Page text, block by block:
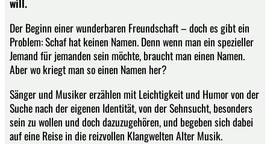
Der Beginn einer wunderbaren Freundschaft – doch es gibt ein
Problem: Schaf hat keinen Namen. Denn wenn man ein spezieller
Jemand für jemanden sein möchte, braucht man einen Namen.
Aber wo kriegt man so einen Namen her?
Sänger und Musiker erzählen mit Leichtigkeit und Humor von der
Suche nach der eigenen Identität, von der Sehnsucht, besonders
sein zu wollen und doch dazuzugehören, und begeben sich dabei
auf eine Reise in die reizvollen Klangwelten Alter Musik.